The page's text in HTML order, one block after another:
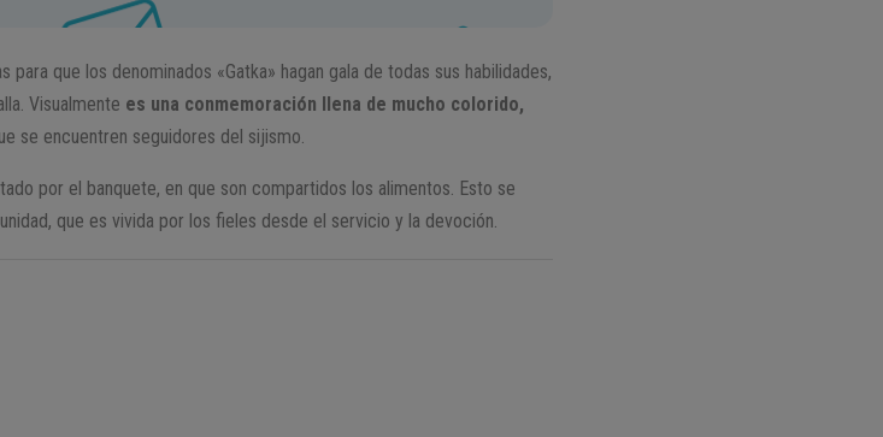
que los denominados «Gatka» hagan gala de todas sus habilidades,
Visualmente es una conmemoración llena de mucho colorido,
se encuentren seguidores del sijismo.
por el banquete, en que son compartidos los alimentos. Esto se
que es vivida por los fieles desde el servicio y la devoción.